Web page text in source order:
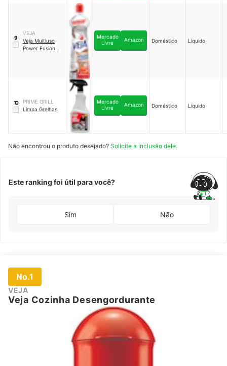
9
VEJA
Veja Multiuso
Power Fusion
Mercado
Livre
Amazon Doméstico Líquido
10
PRIME GRILL
Limpa Grelhas
Mercado
Livre
Amazon Doméstico Líquido
Não encontrou o produto desejado? Solicite a inclusão dele.
Este ranking foi útil para você?
Sim Não
No.1
VEJA
Veja Cozinha Desengordurante